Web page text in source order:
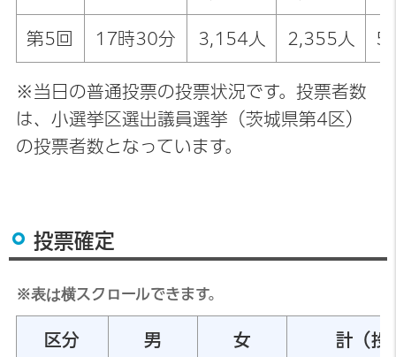
第5回 17時30分 3,154人 2,355人
※当日の普通投票の投票状況です。投票者数
は、小選挙区選出議員選挙（茨城県第4区）
の投票者数となっています。
投票確定
※表は横スクロールできます。
区分 男 女 計（投